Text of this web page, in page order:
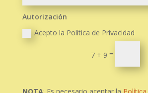
Autorización
Acepto la Política de Privacidad
7 + 9 =